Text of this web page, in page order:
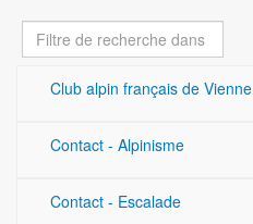
Dépublié
Champ
de
Club alpin français de Vienne
Contact - Alpinisme
Contact - Escalade